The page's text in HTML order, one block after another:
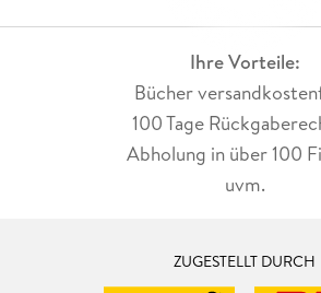
Ihre Vorteile:
Bücher
100 Tage
Abholung in über 100
uvm.
ZUGESTELLT DURCH